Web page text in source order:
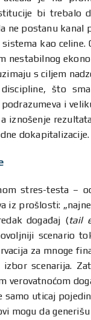
bi
ne postanu
kao
nestabilnog
s ciljem
što
i
iznošenje
dokapitalizacije.
stres-testa –
iz prošlosti:
događaj (tail
scenario
za mnoge
scenarija.
verovatnoćom
uticaj
mogu da